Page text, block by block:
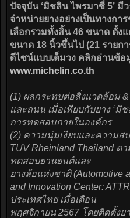
ปัจจุบัน ‘มิชลิน ไพรมาซี่ 5’
จำหน่ายยางอย่างเป็นทางกา
เลือกรวมทั้งสิ้น 46 ขนาด ตั้ง
ขนาด 18 นิ้วขึ้นไป (21 รายก
ดีไซน์แบบเต็มวง คลิกอ่านข้อ
www.michelin.co.th
(1) ผลกระทบต่อสิ่งแวดล้อม
และถนน เมื่อเทียบกับยาง ‘มิ
การทดสอบภายในองค์กร
(2) ความนุ่มเงียบและความส
TUV Rheinland Thailand
ทดสอบยานยนต์และ
ยางล้อแห่งชาติ (Automotive
and Innovation Center:
ประเทศไทย เมื่อเดือน
พฤศจิกายน 2567 โดยติดตั้งย